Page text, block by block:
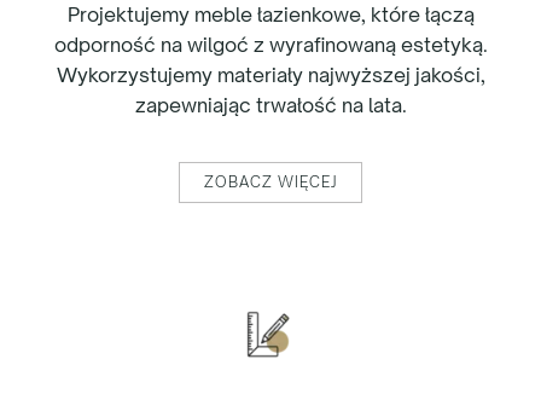
Projektujemy meble łazienkowe, które łączą
odporność na wilgoć z wyrafinowaną estetyką.
Wykorzystujemy materiały najwyższej jakości,
zapewniając trwałość na lata.
ZOBACZ WIĘCEJ